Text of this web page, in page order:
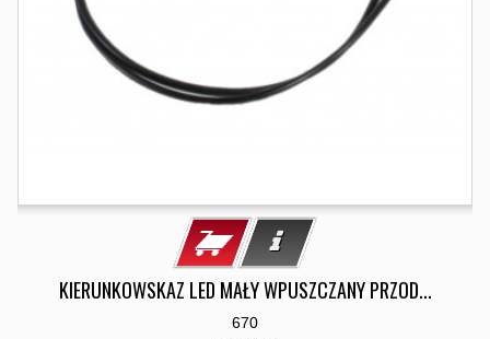
KIERUNKOWSKAZ LED MAŁY WPUSZCZANY PRZOD...
670